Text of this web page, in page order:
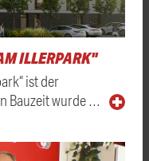
ILLERPARK"
ist der
Bauzeit wurde …